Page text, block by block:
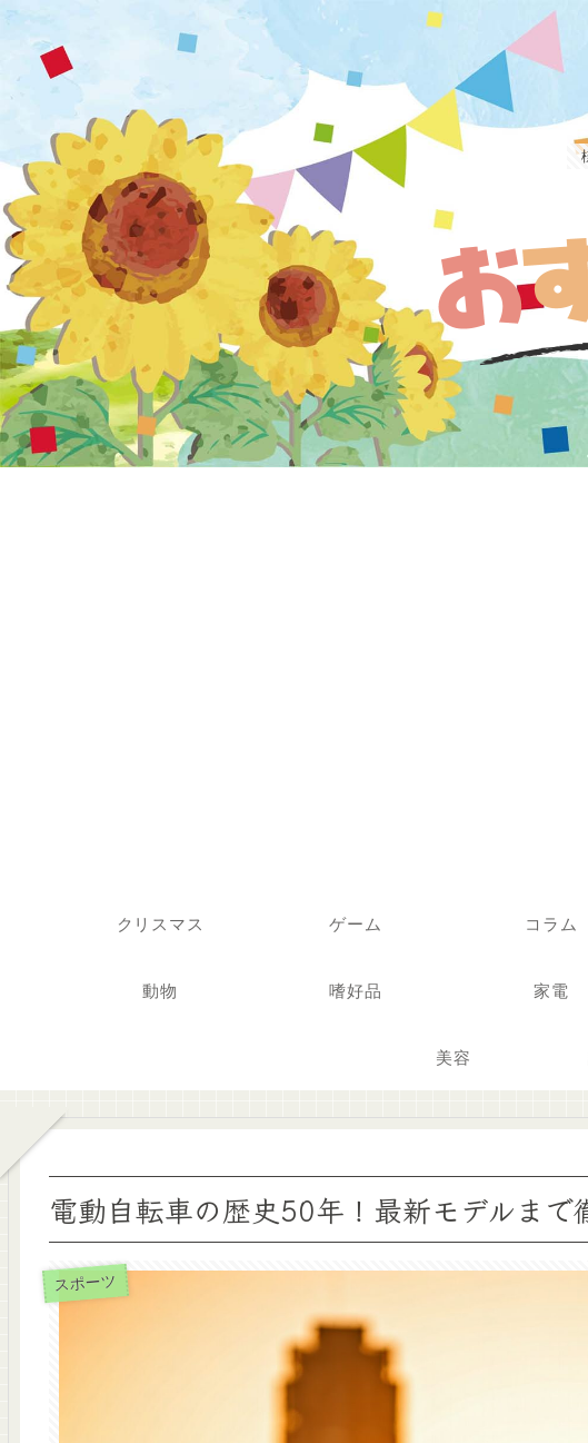
クリスマス ゲーム コラム
動物 嗜好品 家電
美容
電動自転車の歴史50年！最新モデルまで
スポーツ